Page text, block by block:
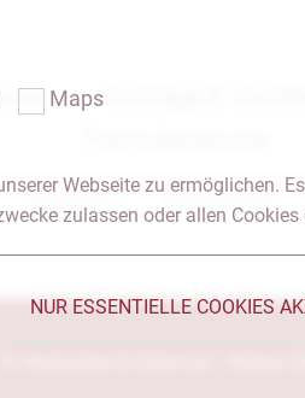
Vorträge &
Seitenübersicht
Maps
Webseite zu ermöglichen.
zulassen oder allen
NUR ESSENTIELLE COOKIES